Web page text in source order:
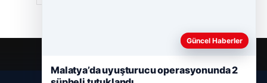
Güncel Haberler
Malatya’da uyuşturucu operasyonunda 2